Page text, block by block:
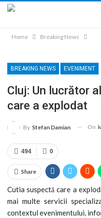
Home Breaking News
BREAKING NEWS EVENIMENT
Cluj: Un lucrător
care a explodat
By Stefan Damian On
0
494
Share
Cutia suspectă care a
mai multe servicii
contextul evenimentului,